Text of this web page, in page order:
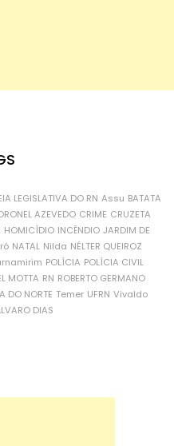
LEGISLATIVA DO RN Assu BATATA
AZEVEDO CRIME CRUZETA
HOMICÍDIO INCÊNDIO JARDIM DE
NATAL Nilda NÉLTER QUEIROZ
POLÍCIA POLÍCIA CIVIL
MOTTA RN ROBERTO GERMANO
DO NORTE Temer UFRN Vivaldo
DIAS